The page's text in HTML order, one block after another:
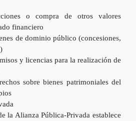
o compra de otros valores
financiero
de dominio público (concesiones,
y licencias para la realización de
sobre bienes patrimoniales del
la Alianza Pública-Privada establece